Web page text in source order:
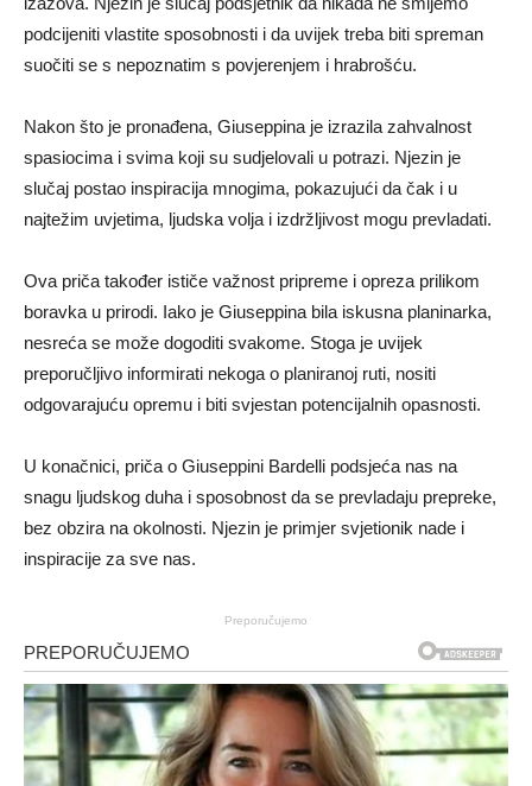
podcijeniti vlastite sposobnosti i da uvijek treba biti spreman
suočiti se s nepoznatim s povjerenjem i hrabrošću.
Nakon što je pronađena, Giuseppina je izrazila zahvalnost
spasiocima i svima koji su sudjelovali u potrazi. Njezin je
slučaj postao inspiracija mnogima, pokazujući da čak i u
najtežim uvjetima, ljudska volja i izdržljivost mogu prevladati.
Ova priča također ističe važnost pripreme i opreza prilikom
boravka u prirodi. Iako je Giuseppina bila iskusna planinarka,
nesreća se može dogoditi svakome. Stoga je uvijek
preporučljivo informirati nekoga o planiranoj ruti, nositi
odgovarajuću opremu i biti svjestan potencijalnih opasnosti.
U konačnici, priča o Giuseppini Bardelli podsjeća nas na
snagu ljudskog duha i sposobnost da se prevladaju prepreke,
bez obzira na okolnosti. Njezin je primjer svjetionik nade i
inspiracije za sve nas.
Preporučujemo